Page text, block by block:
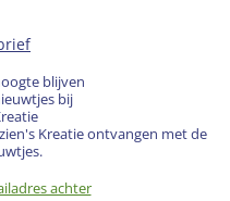
blijven
bij
Kreatie ontvangen met de
achter